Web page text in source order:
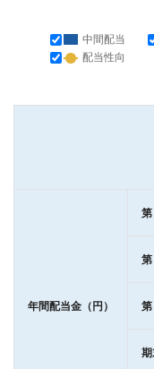
中間配当
配当性向
年間配当金（円）